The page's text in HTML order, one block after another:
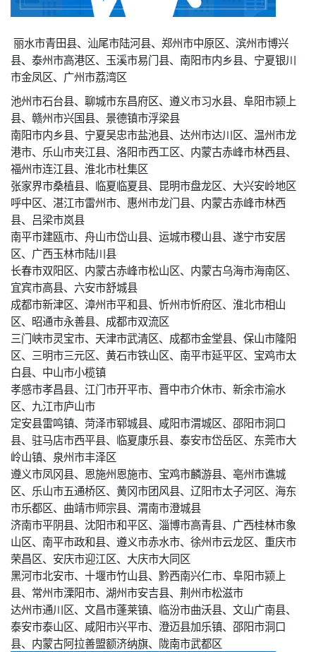
丽水市青田县、汕尾市陆河县、郑州市中原区、滨州市博兴
县、泰州市高港区、玉溪市易门县、南阳市内乡县、宁夏银川
市金凤区、广州市荔湾区
池州市石台县、聊城市东昌府区、遵义市习水县、阜阳市颍上
县、赣州市兴国县、景德镇市浮梁县
南阳市内乡县、宁夏吴忠市盐池县、达州市达川区、温州市龙
港市、乐山市夹江县、洛阳市西工区、内蒙古赤峰市林西县、
福州市连江县、淮北市杜集区
张家界市桑植县、临夏临夏县、昆明市盘龙区、大兴安岭地区
呼中区、湛江市雷州市、惠州市龙门县、内蒙古赤峰市林西
县、吕梁市岚县
南平市建瓯市、舟山市岱山县、运城市稷山县、遂宁市安居
区、广西玉林市陆川县
长春市双阳区、内蒙古赤峰市松山区、内蒙古乌海市海南区、
宜宾市高县、六安市舒城县
成都市新津区、漳州市平和县、忻州市忻府区、淮北市相山
区、昭通市永善县、成都市双流区
三门峡市灵宝市、天津市武清区、成都市金堂县、保山市隆阳
区、三明市三元区、黄石市铁山区、南平市延平区、宝鸡市太
白县、中山市小榄镇
孝感市孝昌县、江门市开平市、晋中市介休市、新余市渝水
区、九江市庐山市
定安县雷鸣镇、菏泽市郓城县、咸阳市渭城区、邵阳市洞口
县、驻马店市西平县、临夏康乐县、泰安市岱岳区、东莞市大
岭山镇、泉州市丰泽区
遵义市凤冈县、恩施州恩施市、宝鸡市麟游县、亳州市谯城
区、乐山市五通桥区、黄冈市团风县、辽阳市太子河区、海东
市乐都区、曲靖市师宗县、渭南市澄城县
济南市平阴县、沈阳市和平区、淄博市高青县、广西桂林市象
山区、南平市政和县、遵义市赤水市、徐州市云龙区、重庆市
荣昌区、安庆市迎江区、大庆市大同区
黑河市北安市、十堰市竹山县、黔西南兴仁市、阜阳市颍上
县、常州市溧阳市、湖州市安吉县、荆州市松滋市
达州市通川区、文昌市蓬莱镇、临汾市曲沃县、文山广南县、
泰安市泰山区、咸阳市兴平市、澄迈县加乐镇、邵阳市洞口
县、内蒙古阿拉善盟额济纳旗、陇南市武都区